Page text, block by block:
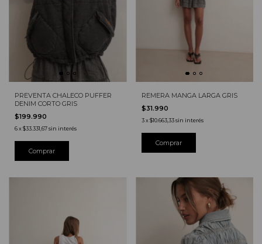
PREVENTA CHALECO PUFFER
DENIM CORTO GRIS
$199.990
6x$33.331,67sin interés
REMERA MANGA LARGA GRIS
$31.990
3 x$10.663,33 sin interés
Comprar